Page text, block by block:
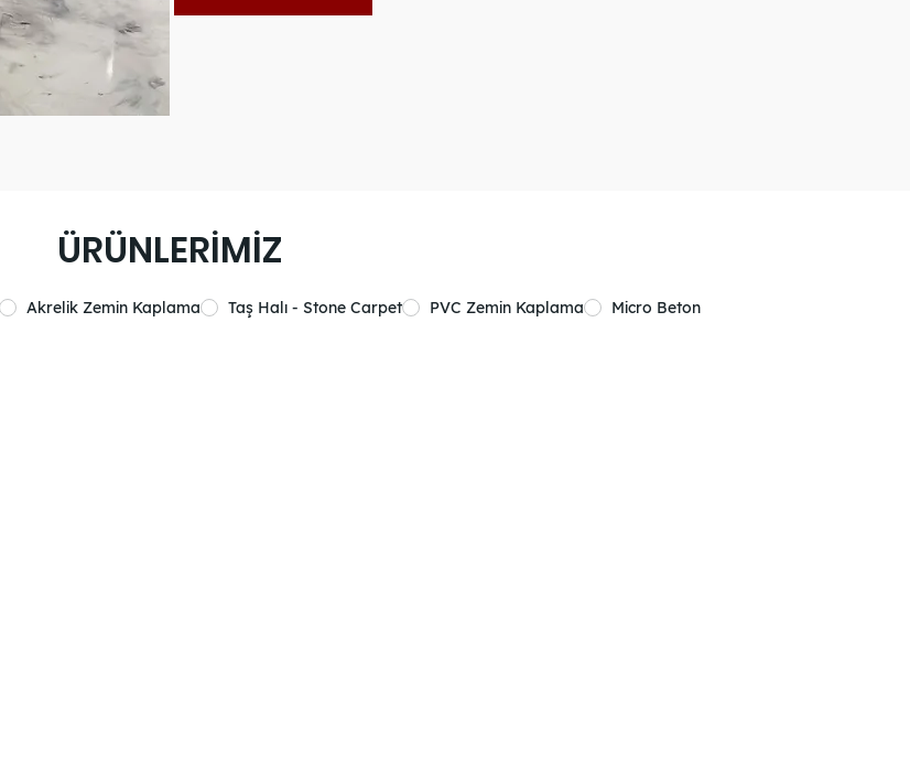
ÜRÜNLERİMİZ
Akrelik Zemin Kaplama Taş Halı - Stone Carpet PVC Zemin Kaplama Micro Beton